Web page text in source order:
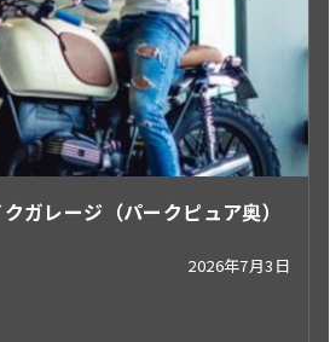
ガレージ（パークピュア奥）
2026年7月3日